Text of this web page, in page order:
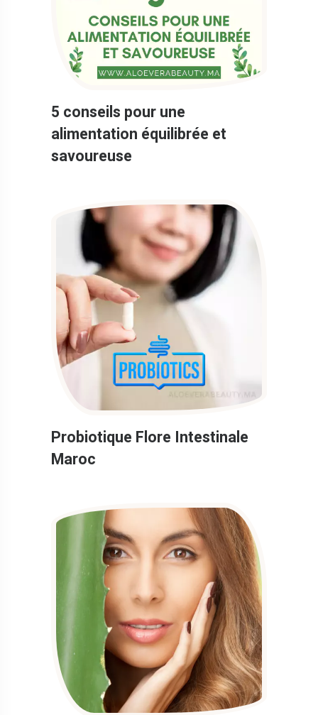
5 conseils pour une
alimentation équilibrée et
savoureuse
Probiotique Flore Intestinale
Maroc